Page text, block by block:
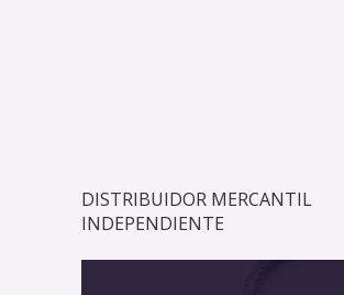
DISTRIBUIDOR MERCANTIL
INDEPENDIENTE